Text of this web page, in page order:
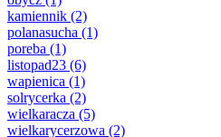
kamiennik (2)
polanasucha (1)
poreba (1)
listopad23 (6)
wapienica (1)
solrycerka (2)
wielkaracza (5)
wielkarycerzowa (2)